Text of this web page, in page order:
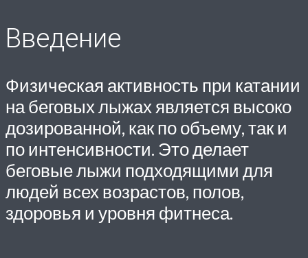
Введение
Физическая активность при катании
на беговых лыжах является высоко
дозированной, как по объему, так и
по интенсивности. Это делает
беговые лыжи подходящими для
людей всех возрастов, полов,
здоровья и уровня фитнеса.